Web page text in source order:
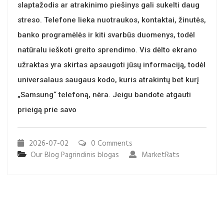
slaptažodis ar atrakinimo piešinys gali sukelti daug
streso. Telefone lieka nuotraukos, kontaktai, žinutės,
banko programėlės ir kiti svarbūs duomenys, todėl
natūralu ieškoti greito sprendimo. Vis dėlto ekrano
užraktas yra skirtas apsaugoti jūsų informaciją, todėl
universalaus saugaus kodo, kuris atrakintų bet kurį
„Samsung“ telefoną, nėra. Jeigu bandote atgauti
prieigą prie savo
2026-07-02
0 Comments
Our Blog Pagrindinis blogas MarketRats